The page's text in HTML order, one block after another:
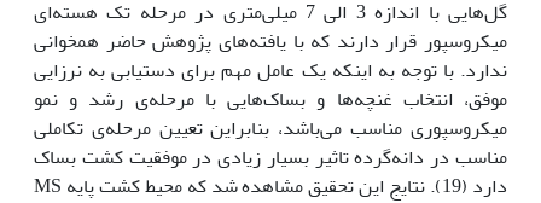
گل‌هایی با اندازه‌ 3 الی 7 میلی‌متری در مرحله تک هسته‌ای
میکروسپور قرار دارند که با یافته‌های پژوهش حاضر همخوانی
ندارد. با توجه به این‫که یک عامل مهم برای دستیابی به نرزایی
موفق، انتخاب غنچه‌ها و بساک‌هایی با مرحله‌ی رشد و نمو
میکروسپوری مناسب می‌باشد، بنابراین تعیین مرحله‌ی تکاملی
مناسب در دانه‌گرده تاثیر بسیار زیادی در موفقیت کشت بساک
دارد (19). نتایج این تحقیق مشاهده شد که محیط کشت پایه MS